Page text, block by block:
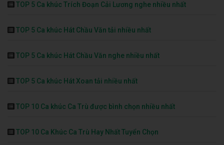
TOP 5 Ca khúc Trích Đoạn Cải Lương nghe nhiều nhất
TOP 5 Ca khúc Hát Chầu Văn tải nhiều nhất
TOP 5 Ca khúc Hát Chầu Văn nghe nhiều nhất
TOP 5 Ca khúc Hát Xoan tải nhiều nhất
TOP 10 Ca khúc Ca Trù được bình chọn nhiều nhất
TOP 10 Ca Khúc Ca Trù Hay Nhất Tuyển Chọn